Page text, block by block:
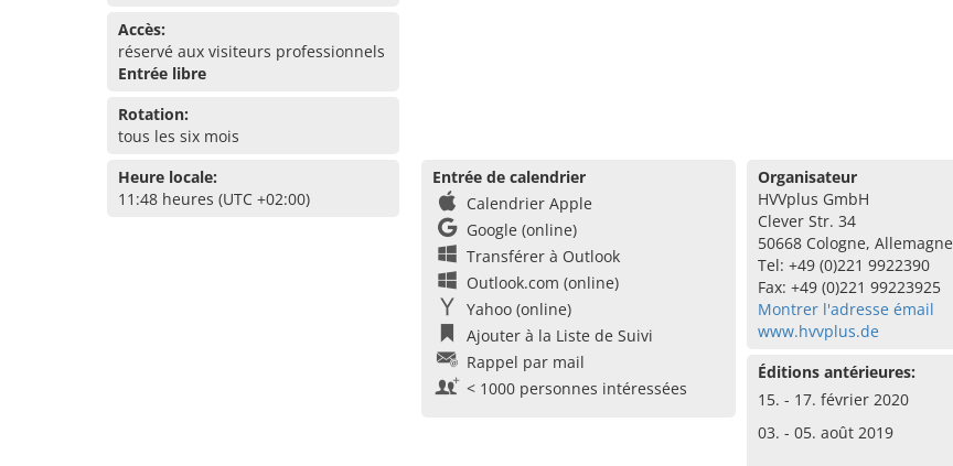
Accès:
réservé aux visiteurs professionnels
Entrée libre
Rotation:
tous les six mois
Heure locale:
11:48 heures (UTC +02:00)
Entrée de calendrier
Calendrier Apple
Google (online)
Transférer à Outlook
Outlook.com (online)
Yahoo (online)
Ajouter à la Liste de Suivi
Rappel par mail
< 1000 personnes intéressées
Organisateur
HVVplus GmbH
Clever Str. 34
50668 Cologne, Allemagne
Tel: +49 (0)221 9922390
Fax: +49 (0)221 99223925
Montrer l'adresse émail
www.hvvplus.de
Éditions antérieures:
15. - 17. février 2020
03. - 05. août 2019